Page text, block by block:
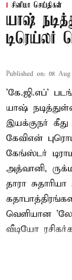
சினிமா செய்திகள்
யாஷ்
டிரெய்லர்
Published on: 08 Aug
'கே.ஜி.எப்'
யாஷ்
இயக்குநர்
கேவிஎன்
கேங்ஸ்டர்
அத்வானி,
தாரா
வெளியான
வீடியோ